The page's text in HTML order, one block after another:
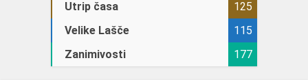
Utrip časa
125
Velike Lašče
115
Zanimivosti
177